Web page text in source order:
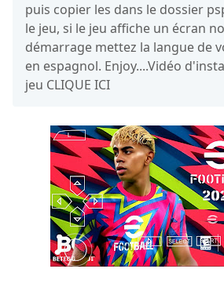
puis copier les dans le dossier
le jeu, si le jeu affiche un écran
démarrage mettez la langue de
en espagnol. Enjoy....Vidéo
jeu CLIQUE ICI